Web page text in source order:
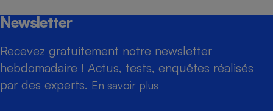
Newsletter
Recevez gratuitement notre newsletter
hebdomadaire ! Actus, tests, enquêtes réalisés
par des experts. En savoir plus